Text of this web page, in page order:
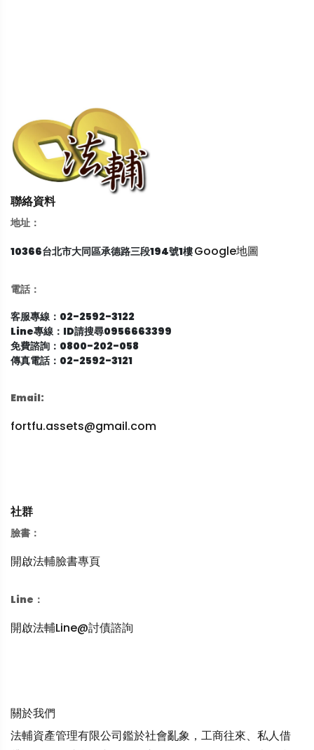
聯絡資料
地址：
10366台北市大同區承德路三段194號1樓Google地圖
電話：
客服專線：02-2592-3122
Line專線：ID請搜尋0956663399
免費諮詢：0800-202-058
傳真電話：02-2592-3121
Email:
fortfu.assets@gmail.com
社群
臉書：
開啟法輔臉書專頁
Line：
開啟法輔Line@討債諮詢
關於我們
法輔資產管理有限公司鑑於社會亂象，工商往來、私人借